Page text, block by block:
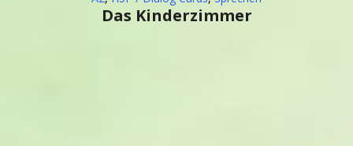
Das Kinderzimmer